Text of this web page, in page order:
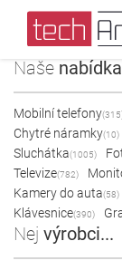
Naše
Mobilní telefony
Chytré náramky(10)
Sluchátka(1005)
Televize(782)
Kamery do auta(58)
Klávesnice(390)
Nej výrobci...